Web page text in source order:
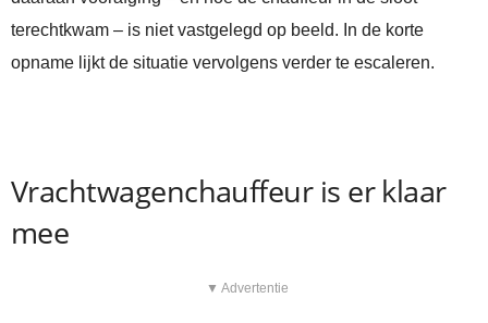
terechtkwam – is niet vastgelegd op beeld. In de korte
opname lijkt de situatie vervolgens verder te escaleren.
Vrachtwagenchauffeur is er klaar
mee
▼ Advertentie